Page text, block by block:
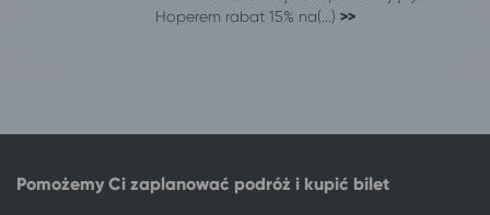
Ciechocinek
Łowicz
Ciechocinek
Hoperem rabat 15% na(...) >>
Pomożemy Ci zaplanować podróż i kupić bilet